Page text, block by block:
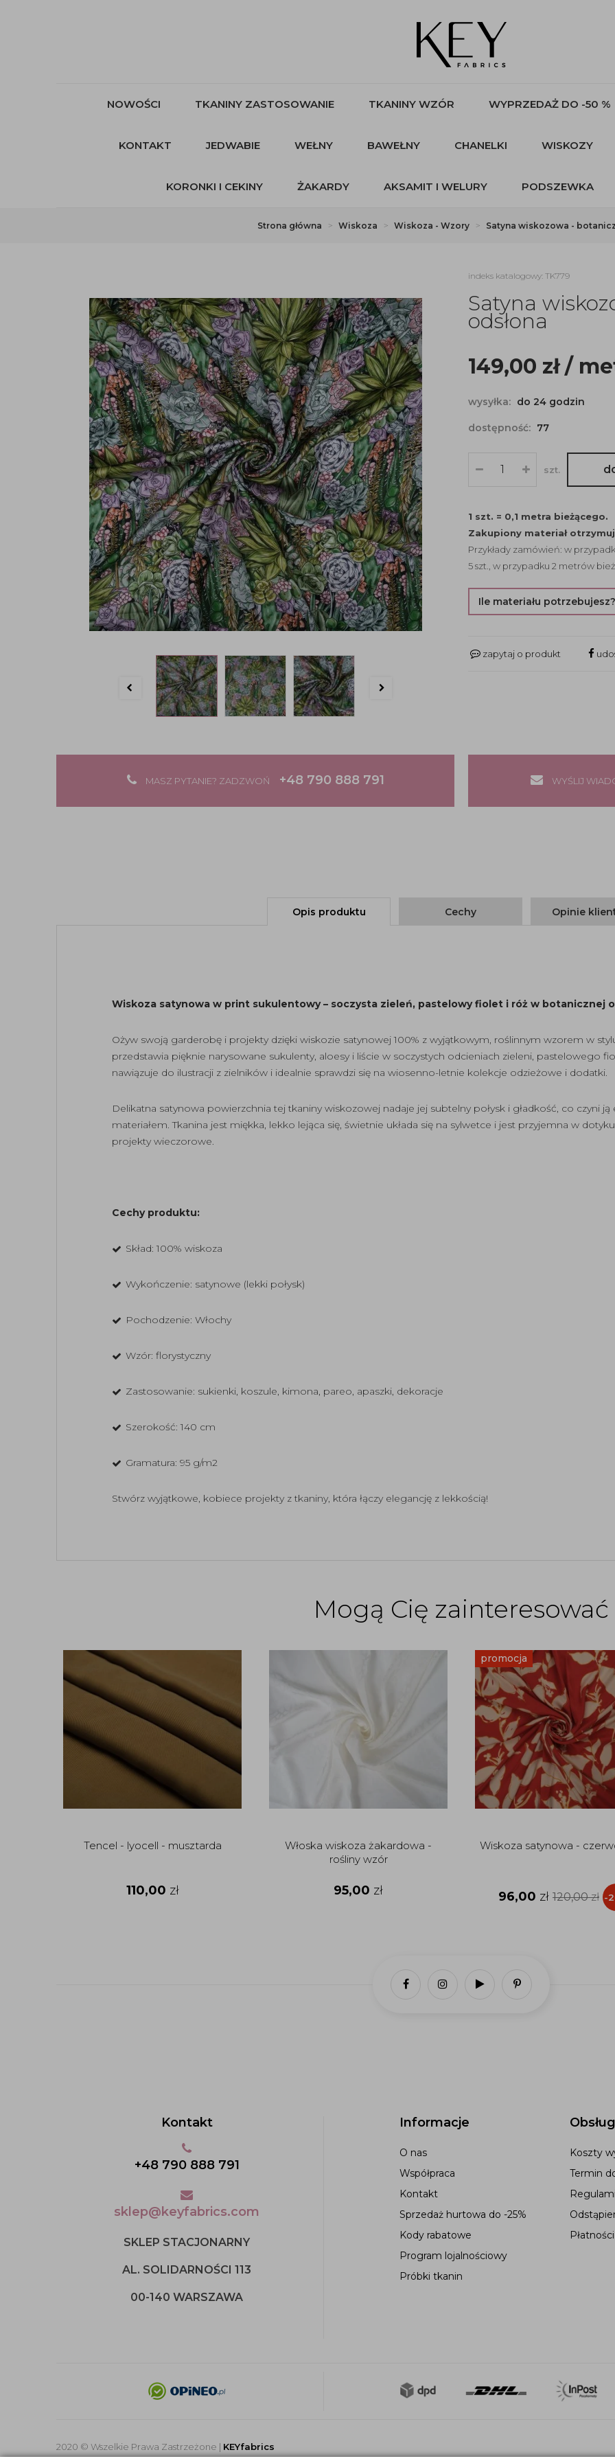
NOWOŚCI TKANINY ZASTOSOWANIE TKANINY WZÓR WYPRZEDAŻ DO -50 %
KONTAKT JEDWABIE WEŁNY BAWEŁNY CHANELKI WISKOZY
KORONKI I CEKINY ŻAKARDY AKSAMIT I WELURY PODSZEWKA
Strona główna Wiskoza Wiskoza - Wzory Satyna wiskozowa -
indeks katalogowy: TK779
Satyna
odsłona
149,00 zł/
wysyłka: do 24 godzin
dostępność: 77
szt.
1 szt. = 0,1 metra bieżącego.
Zakupiony materiał
Przykłady zamówień: w
5 szt., w przypadku 2 metrów
Ile materiału potrzebujesz?
zapytaj o produkt
MASZ PYTANIE? ZADZWOŃ +48 790 888 791 WYŚLIJ
Opis produktu Cechy Opinie
Wiskoza satynowa w print sukulentowy – soczysta zieleń, pastelowy fiolet i róż w botanicznej
Ożyw swoją garderobę i projekty dzięki wiskozie satynowej 100% z wyjątkowym, roślinnym wzorem w
przedstawia pięknie narysowane sukulenty, aloesy i liście w soczystych odcieniach zieleni, pastelowego
nawiązuje do ilustracji z zielników i idealnie sprawdzi się na wiosenno-letnie kolekcje odzieżowe i dodatki.
Delikatna satynowa powierzchnia tej tkaniny wiskozowej nadaje jej subtelny połysk i gładkość, co czyni
materiałem. Tkanina jest miękka, lekko lejąca się, świetnie układa się na sylwetce i jest przyjemna w
projekty wieczorowe.
Cechy produktu:
Skład: 100% wiskoza
Wykończenie: satynowe (lekki połysk)
Pochodzenie: Włochy
Wzór: florystyczny
Zastosowanie: sukienki, koszule, kimona, pareo, apaszki, dekoracje
Szerokość: 140 cm
Gramatura: 95 g/m2
Stwórz wyjątkowe, kobiece projekty z tkaniny, która łączy elegancję z lekkością!
Mogą Cię zainteresować
Tencel - lyocell - musztarda
110,00 zł
Włoska wiskoza żakardowa -
rośliny wzór
95,00 zł
promocja
Wiskoza satynowa -
96,00 zł 120,00zł -
Informacje
O nas
Współpraca
Kontakt
Sprzedaż hurtowa do -25%
Kody rabatowe
Program lojalnościowy
Próbki tkanin
Koszty
Termin
Płatności
Kontakt
+48 790 888 791
sklep@keyfabrics.com
SKLEP STACJONARNY
AL. SOLIDARNOŚCI 113
00-140 WARSZAWA
2020 © Wszelkie Prawa Zastrzeżone | KEYfabrics